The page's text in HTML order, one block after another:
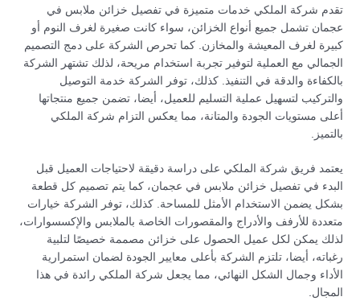
تقدم شركة الملكي خدمات متميزة في تفصيل خزائن ملابس في
عجمان تشمل جميع أنواع الخزائن، سواء كانت صغيرة لغرف النوم أو
كبيرة لغرف المعيشة والمخازن. كما تحرص الشركة على دمج التصميم
الجمالي مع العملية لتوفير تجربة استخدام مريحة، لذلك تشتهر الشركة
بالكفاءة والدقة في التنفيذ. كذلك، توفر الشركة خدمة التوصيل
والتركيب لتسهيل عملية التسليم للعميل، أيضا، تضمن جميع منتجاتها
أعلى مستويات الجودة والمتانة، مما يعكس التزام شركة الملكي
بالتميز.
يعتمد فريق شركة الملكي على دراسة دقيقة لاحتياجات العميل قبل
البدء في تفصيل خزائن ملابس في عجمان، كما يتم تصميم كل قطعة
بشكل يضمن الاستخدام الأمثل للمساحة. كذلك، توفر الشركة خيارات
متعددة للأرفف والأدراج والمقصورات الخاصة بالملابس والإكسسوارات،
لذلك يمكن لكل عميل الحصول على خزائن مصممة خصيصًا لتلبية
رغباته، أيضا، تلتزم الشركة بأعلى معايير الجودة لضمان استمرارية
الأداء وجمال الشكل النهائي، مما يجعل شركة الملكي رائدة في هذا
المجال.